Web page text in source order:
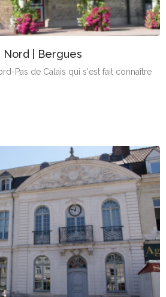
Nord | Bergues
Pas de Calais qui s'est fait connaître